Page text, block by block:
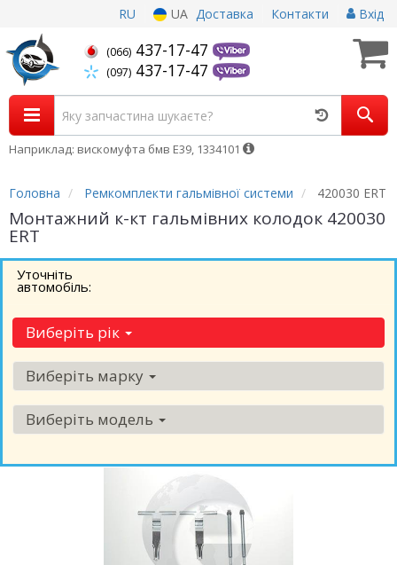
RU UA Доставка Контакти Вхід
(066) 437-17-47
(097) 437-17-47
Наприклад: вискомуфта бмв Е39, 1334101
Головна Ремкомплекти гальмівної системи 420030 ERT
Монтажний к-кт гальмівних колодок 420030
ERT
Уточніть
автомобіль:
Виберіть рік
Виберіть марку
Виберіть модель